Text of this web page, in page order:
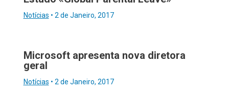
Notícias • 2 de Janeiro, 2017
Microsoft apresenta nova diretora
geral
Notícias • 2 de Janeiro, 2017